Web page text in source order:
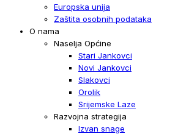
Europska unija
Zaštita osobnih podataka
O nama
Naselja Općine
Stari Jankovci
Novi Jankovci
Slakovci
Orolik
Srijemske Laze
Razvojna strategija
Izvan snage